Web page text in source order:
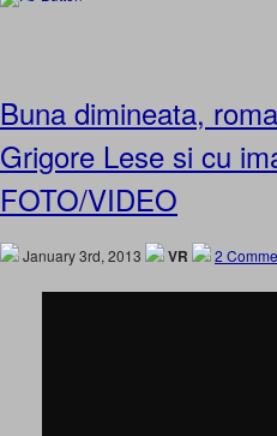
Buna dimineata,
Grigore Lese si cu
FOTO/VIDEO
January 3rd, 2013 VR 2